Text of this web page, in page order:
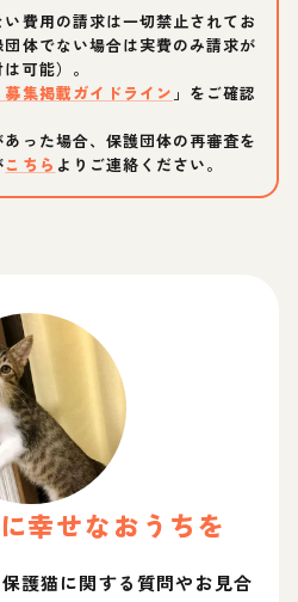
費用の請求は一切禁止されてお
体でない場合は実費のみ請求が
可能）。
集掲載ガイドライン 」をご確認
った場合、保護団体の再審査を
こちら よりご連絡ください。
に幸せなおうちを
護猫に関する質問やお見合